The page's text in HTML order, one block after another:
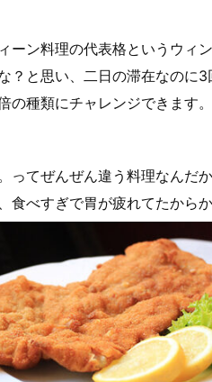
ーン料理の代表格というウィ
？と思い、二日の滞在なのに
の種類にチャレンジできます
ってぜんぜん違う料理なんだ
べすぎで胃が疲れてたからか